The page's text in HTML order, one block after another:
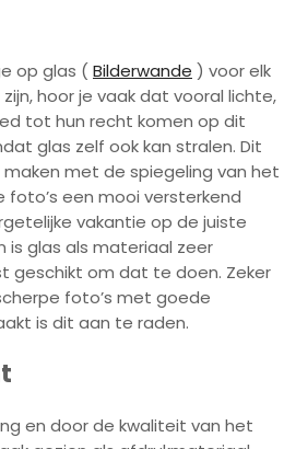
op glas (Bilderwande ) voor elk
hoor je vaak dat vooral lichte,
tot hun recht komen op dit
glas zelf ook kan stralen. Dit
met de spiegeling van het
een mooi versterkend
vakantie op de juiste
is glas als materiaal zeer
geschikt om dat te doen. Zeker
foto’s met goede
is dit aan te raden.
en door de kwaliteit van het